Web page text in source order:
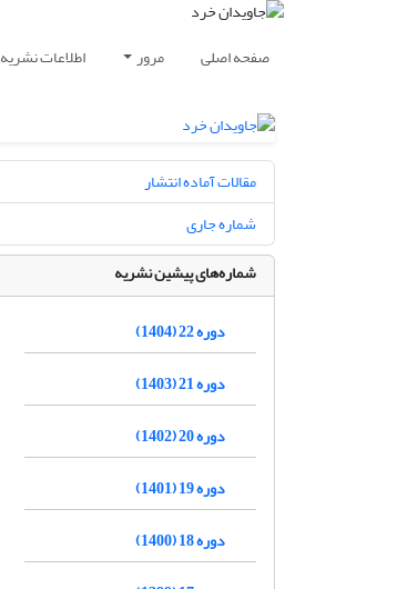
صفحه اصلی مرور اطلاعات نشریه
مقالات آماده انتشار
شماره جاری
شماره‌های پیشین نشریه
دوره 22 (1404)
دوره 21 (1403)
دوره 20 (1402)
دوره 19 (1401)
دوره 18 (1400)